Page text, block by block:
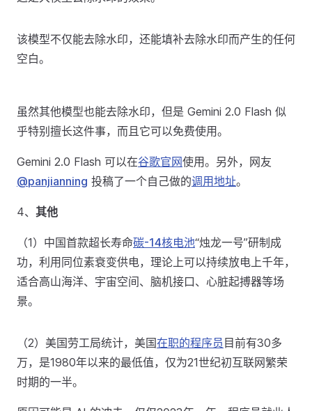
该模型不仅能去除水印，还能填补去除水印而产生的任何
空白。
虽然其他模型也能去除水印，但是 Gemini 2.0 Flash 似
乎特别擅长这件事，而且它可以免费使用。
Gemini 2.0 Flash 可以在谷歌官网使用。另外，网友
@panjianning 投稿了一个自己做的调用地址。
4、 其他
（1）中国首款超长寿命碳-14核电池“烛龙一号”研制成
功，利用同位素衰变供电，理论上可以持续放电上千年，
适合高山海洋、宇宙空间、脑机接口、心脏起搏器等场
景。
（2）美国劳工局统计，美国在职的程序员 目前有30多
万，是1980年以来的最低值，仅为21世纪初互联网繁荣
时期的一半。